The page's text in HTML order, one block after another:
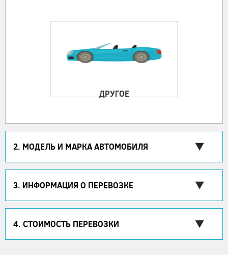
ДРУГОЕ
2. МОДЕЛЬ И МАРКА АВТОМОБИЛЯ
3. ИНФОРМАЦИЯ О ПЕРЕВОЗКЕ
4. СТОИМОСТЬ ПЕРЕВОЗКИ